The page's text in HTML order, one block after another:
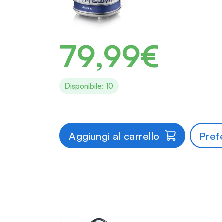
79,99€
Disponibile: 10
Aggiungi al carrello